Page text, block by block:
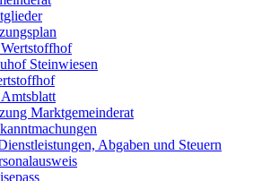
Steinwiesen
Marktgemeinderat
Abgaben und Steuern